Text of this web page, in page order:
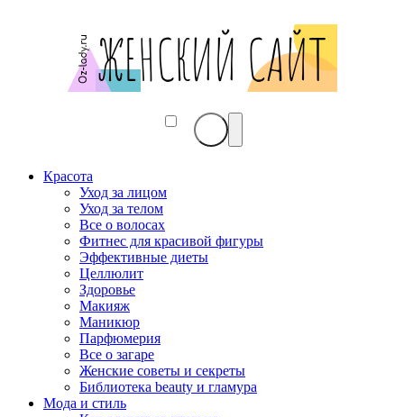
Красота
Уход за лицом
Уход за телом
Все о волосах
Фитнес для красивой фигуры
Эффективные диеты
Целлюлит
Здоровье
Макияж
Маникюр
Парфюмерия
Все о загаре
Женские советы и секреты
Библиотека beauty и гламура
Мода и стиль